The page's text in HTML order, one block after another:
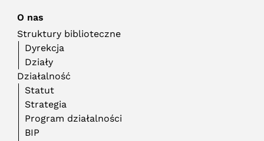
O nas
Struktury biblioteczne
Dyrekcja
Działy
Działalność
Statut
Strategia
Program działalności
BIP